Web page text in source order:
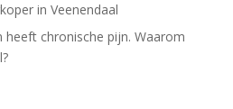
in Veenendaal
heeft chronische pijn. Waarom